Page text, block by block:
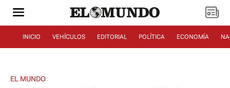
INICIO VEHÍCULOS EDITORIAL POLÍTICA ECONOMÍA
EL MUNDO